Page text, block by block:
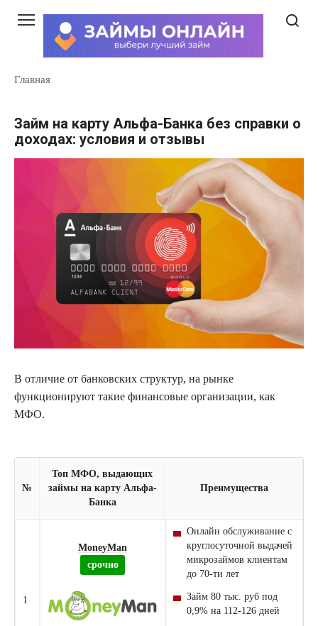
Главная
Займ на карту Альфа-Банка без справки о
доходах: условия и отзывы
В отличие от банковских структур, на рынке
функционируют такие финансовые организации, как
МФО.
№
Топ МФО, выдающих
займы на карту Альфа-
Банка
Преимущества
1
MoneyMan
срочно
Онлайн обслуживание с
круглосуточной выдачей
микрозаймов клиентам
до 70-ти лет
Займ80 тыс. руб под
0,9% на 112-126 дней